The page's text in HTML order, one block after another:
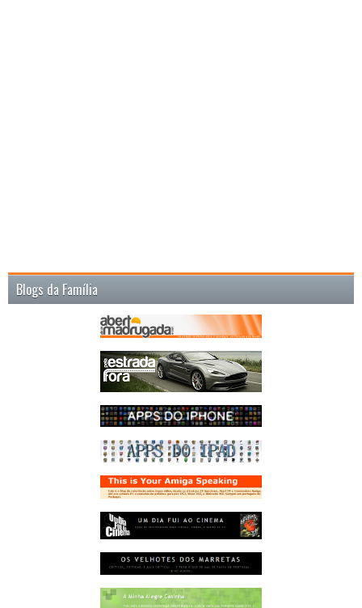
Blogs da Família